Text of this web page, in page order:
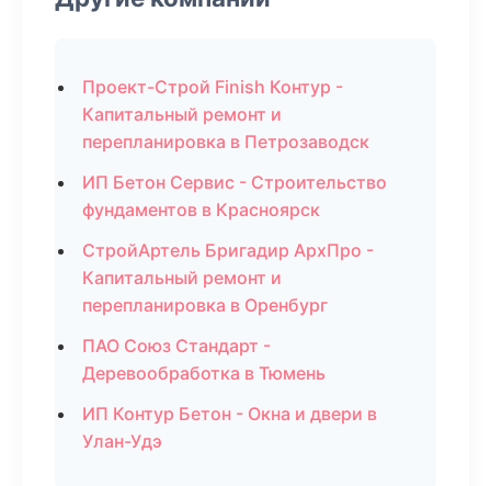
Проект-Строй Finish Контур -
Капитальный ремонт и
перепланировка в Петрозаводск
ИП Бетон Сервис - Строительство
фундаментов в Красноярск
СтройАртель Бригадир АрхПро -
Капитальный ремонт и
перепланировка в Оренбург
ПАО Союз Стандарт -
Деревообработка в Тюмень
ИП Контур Бетон - Окна и двери в
Улан-Удэ